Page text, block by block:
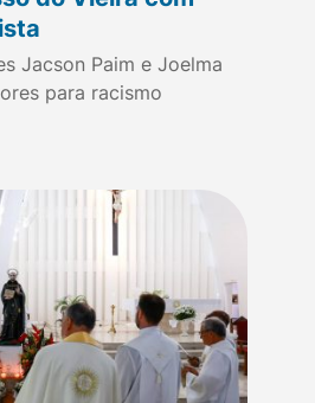
Jacson Paim e Joelma
para racismo